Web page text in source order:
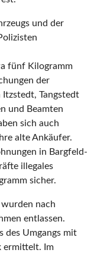
und der
fünf Kilogramm
der
Tangstedt
und Beamten
sich auch
alte Ankäufer.
in Bargfeld-
illegales
sicher.
nach
entlassen.
des Umgangs mit
ermittelt. Im